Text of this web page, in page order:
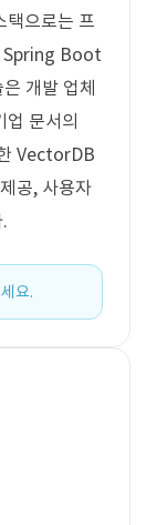
택으로는 프
Spring Boot
개발 업체
문서의
VectorDB
공, 사용자
요.